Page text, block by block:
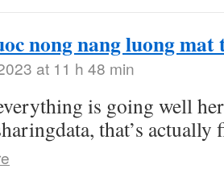
nong nang luong
at 11 h 48 min
is going well
that’s